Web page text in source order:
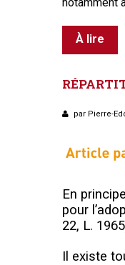
À lire
par Pierre-
En
pour
22, L.
Il existe